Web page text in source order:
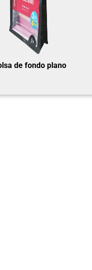
de fondo plano